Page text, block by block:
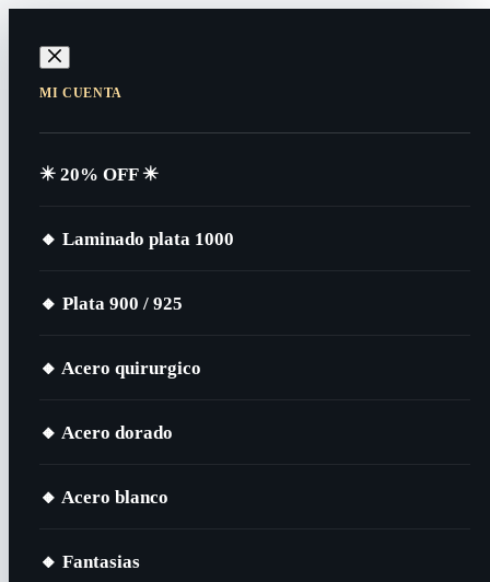
contenido
MI CUENTA
✴️​ 20% OFF ✴️​
🔸​ Laminado plata 1000
🔸​ Plata 900 / 925
🔸​ Acero quirurgico
🔸​ Acero dorado
🔸​ Acero blanco
🔸​ Fantasias